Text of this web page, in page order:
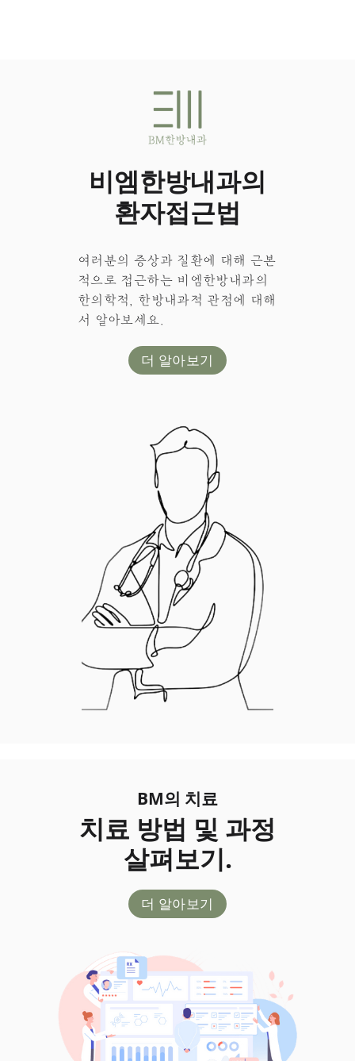
비엠한방내과의
환자접근법
여러분의 증상과 질환에 대해 근본
적으로 접근하는 비엠한방내과의
한의학적, 한방내과적 관점에 대해
서 알아보세요.
더 알아보기
BM의 치료
치료 방법 및 과정
살펴보기.
더 알아보기